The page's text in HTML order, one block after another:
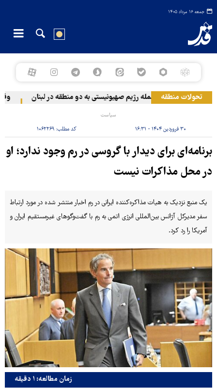
جمعه ۱۶ مرداد ۱۴۰۵
تحولات منطقهحمله رژیم صهیونیستی به دو منطقه در لبنان
سیاست
۳۰ فروردین ۱۴۰۴ - ۱۶:۳۱ کد مطلب: ۱۰۶۲۲۶۹
برنامه‌ای برای دیدار با گروسی در رم وجود ندارد؛ او
در محل مذاکرات نیست
یک منبع نزدیک به هیات مذاکره‌کننده ایرانی در رم اخبار منتشر شده در مورد ارتباط
سفر مدیرکل آژانس بین‌المللی انرژی اتمی به رم با گفت‌وگوهای غیرمستقیم ایران و
آمریکا را رد کرد.
زمان مطالعه: ۱ دقیقه